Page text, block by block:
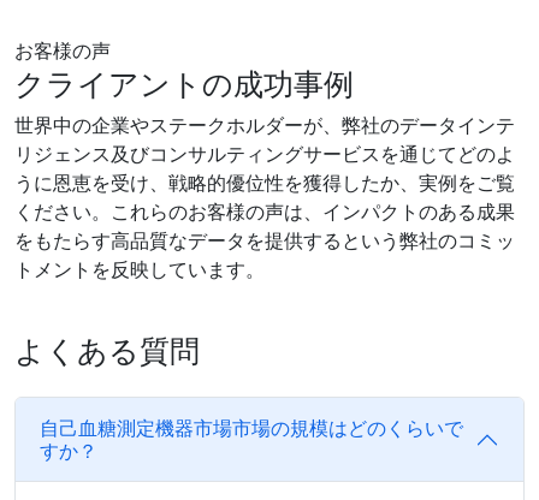
お客様の声
クライアントの成功事例
世界中の企業やステークホルダーが、弊社のデータインテ
リジェンス及びコンサルティングサービスを通じてどのよ
うに恩恵を受け、戦略的優位性を獲得したか、実例をご覧
ください。これらのお客様の声は、インパクトのある成果
をもたらす高品質なデータを提供するという弊社のコミッ
トメントを反映しています。
よくある質問
自己血糖測定機器市場市場の規模はどのくらいで
すか？